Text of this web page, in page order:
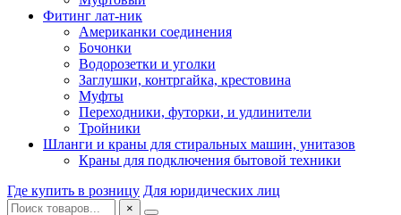
Фитинг лат-ник
Американки соединения
Бочонки
Водорозетки и уголки
Заглушки, контргайка, крестовина
Муфты
Переходники, футорки, и удлинители
Тройники
Шланги и краны для стиральных машин, унитазов
Краны для подключения бытовой техники
Где купить в розницу Для юридических лиц
×